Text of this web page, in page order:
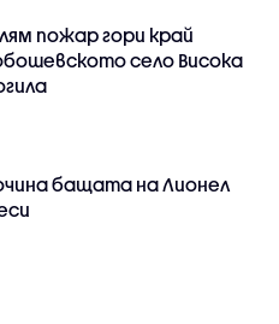
пожар гори край
село Висока
бащата на Лионел